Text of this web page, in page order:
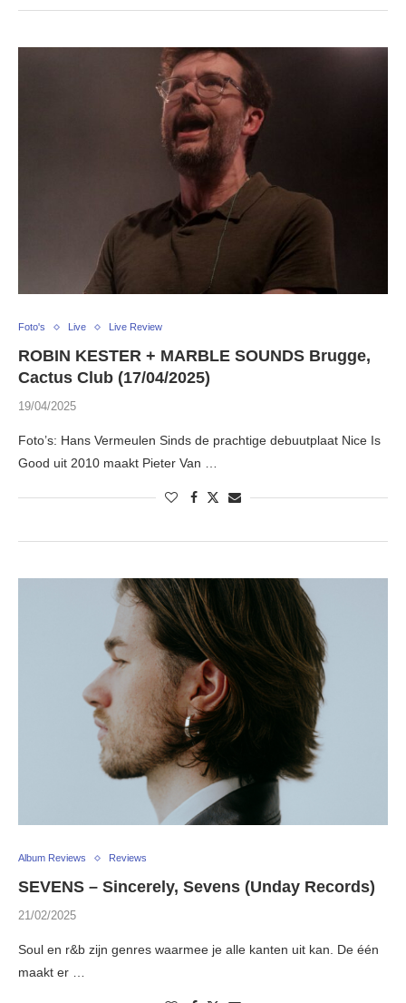
Foto's Live Live Review
ROBIN KESTER + MARBLE SOUNDS Brugge,
Cactus Club (17/04/2025)
19/04/2025
Foto’s: Hans Vermeulen Sinds de prachtige debuutplaat Nice Is
Good uit 2010 maakt Pieter Van …
Album Reviews Reviews
SEVENS – Sincerely, Sevens (Unday Records)
21/02/2025
Soul en r&b zijn genres waarmee je alle kanten uit kan. De één
maakt er …